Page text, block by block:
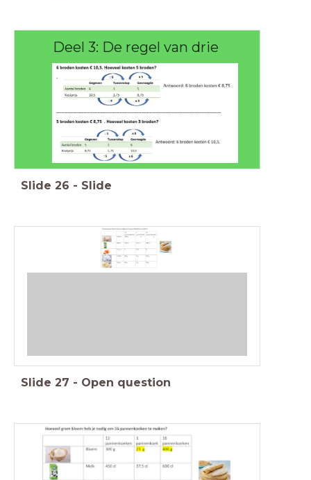
Deel 3: De regel van drie
Slide 26 - Slide
Slide 27 - Open question